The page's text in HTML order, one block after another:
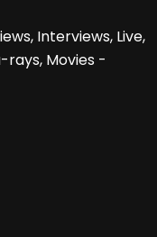
Interviews, Live,
rays, Movies -